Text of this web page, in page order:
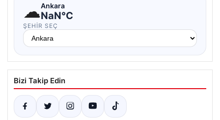
☁Ankara
NaN°C
ŞEHIR SEÇ
Bizi Takip Edin